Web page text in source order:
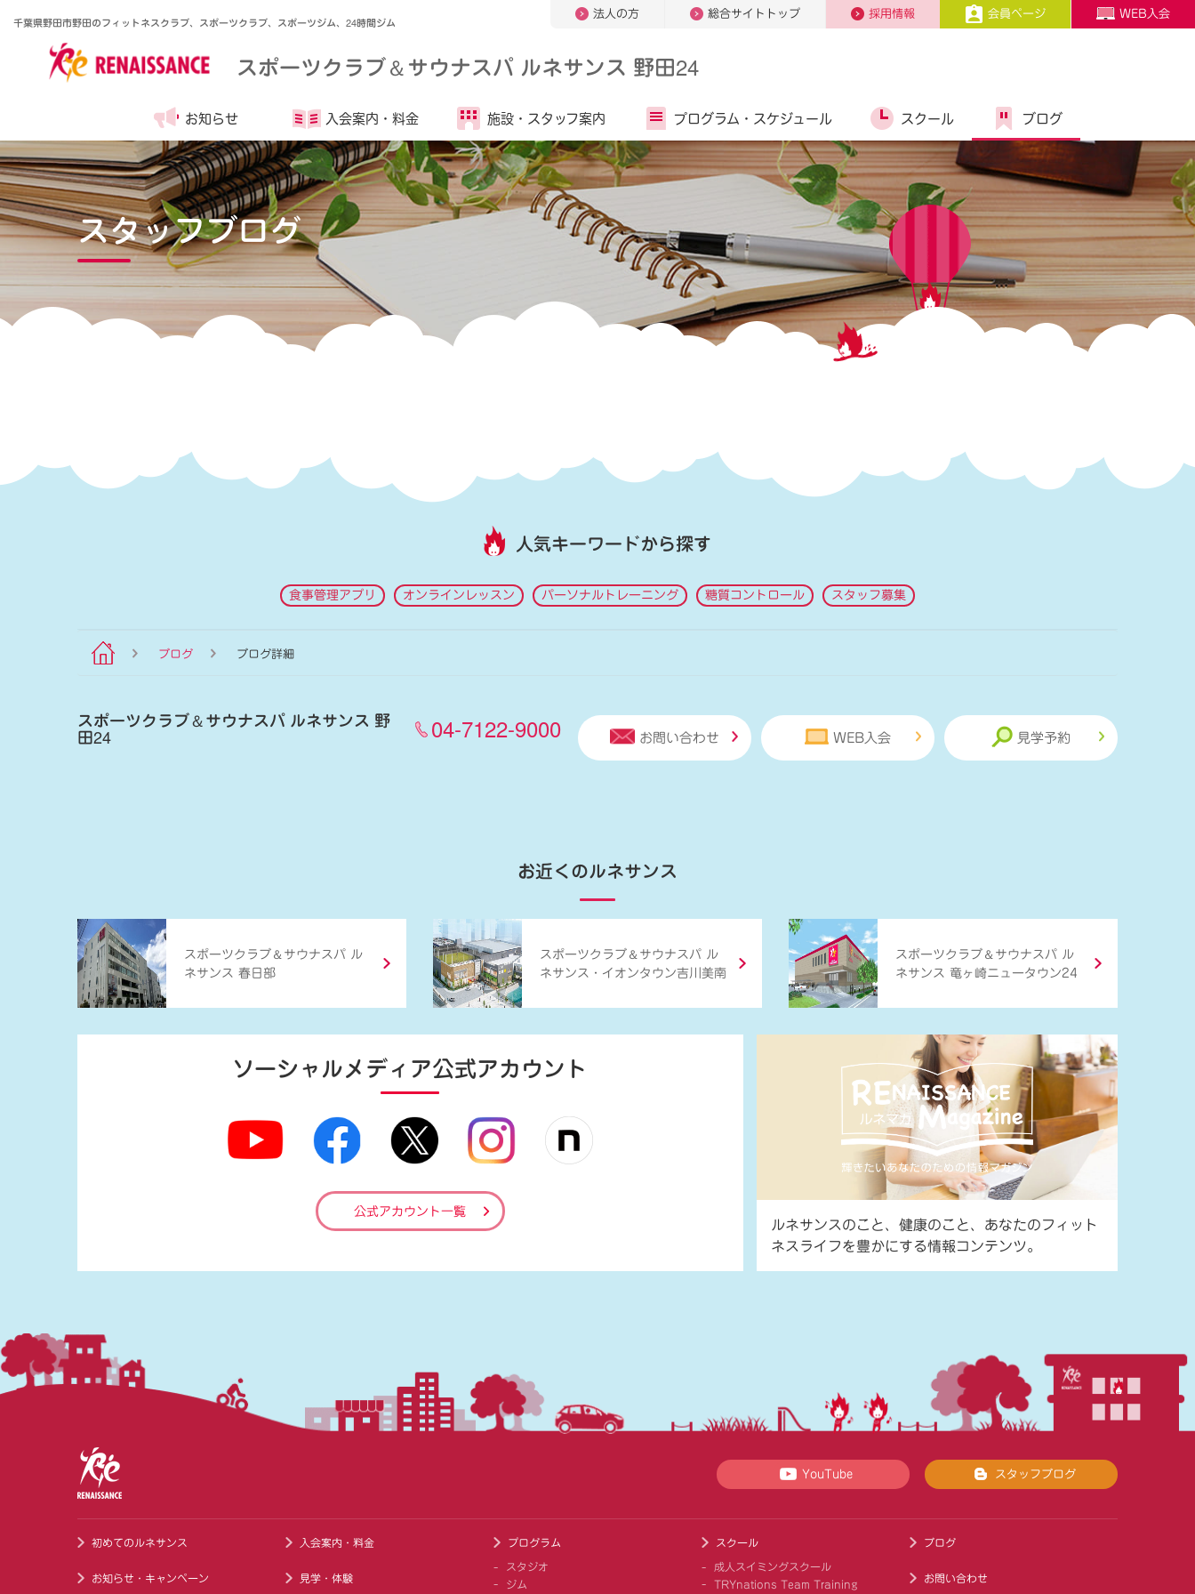
千葉県野田市野田のフィットネスクラブ、スポーツクラブ、スポーツジム、24時間ジム
法人の方 総合サイトトップ 採用情報 会員ページ WEB入会
スポーツクラブ＆サウナスパ ルネサンス 野田24
お知らせ 入会案内・ 料金 施設・ スタッフ案内 プログラム・ スケジュール スクール ブログ
スタッフブログ
人気キーワードから探す
食事管理アプリ オンラインレッスン パーソナルトレーニング 糖質コントロール スタッフ募集
ブログ ブログ詳細
スポーツクラブ＆サウナスパ ルネサンス 野
田24 04-7122-9000 お問い合わせ WEB入会 見学予約
お近くのルネサンス
スポーツクラブ ＆ サウナスパ ル
ネサンス 春日部
スポーツクラブ ＆ サウナスパ ル
ネサンス・イオンタウン吉川美南
スポーツクラブ ＆ サウナスパ ル
ネサンス 竜ヶ崎ニュータウン24
ソーシャルメディア公式アカウント
公式アカウント一覧
ルネサンスのこと、健康のこと、あなたのフィット
ネスライフを豊かにする情報コンテンツ。
YouTube スタッフブログ
初めてのルネサンス
お知らせ・キャンペーン
入会案内・料金
見学・体験
プログラム
スタジオ
ジム
スクール
成人スイミングスクール
TRYnations Team Training
ブログ
お問い合わせ